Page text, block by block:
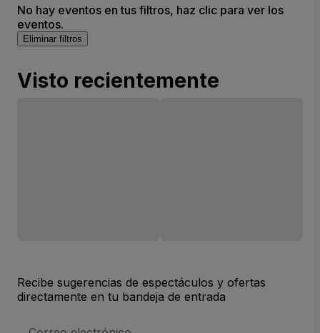
No hay eventos en tus filtros, haz clic para ver los
eventos.
Eliminar filtros
Visto recientemente
Recibe sugerencias de espectáculos y ofertas
directamente en tu bandeja de entrada